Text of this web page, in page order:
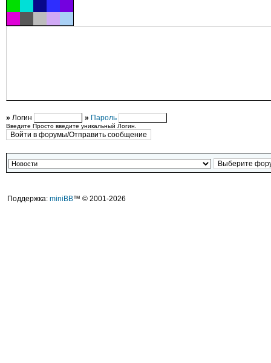
» Логин » Пароль
Введите Просто введите уникальный Логин.
Поддержка: miniBB™ © 2001-2026